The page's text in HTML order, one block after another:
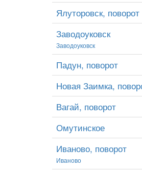
Ялуторовск, поворот
Заводоуковск
Заводоуковск
Падун, поворот
Новая Заимка,
Вагай, поворот
Омутинское
Иваново, поворот
Иваново